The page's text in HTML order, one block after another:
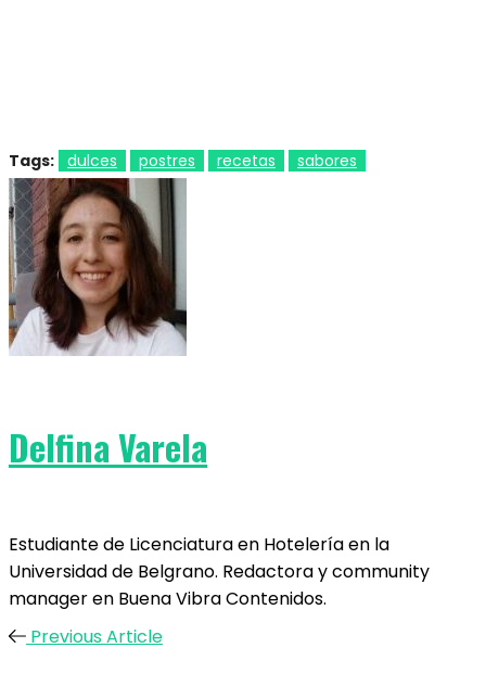
Tags: dulces postres recetas sabores
Delfina Varela
Estudiante de Licenciatura en Hotelería en la
Universidad de Belgrano. Redactora y community
manager en Buena Vibra Contenidos.
Previous Article